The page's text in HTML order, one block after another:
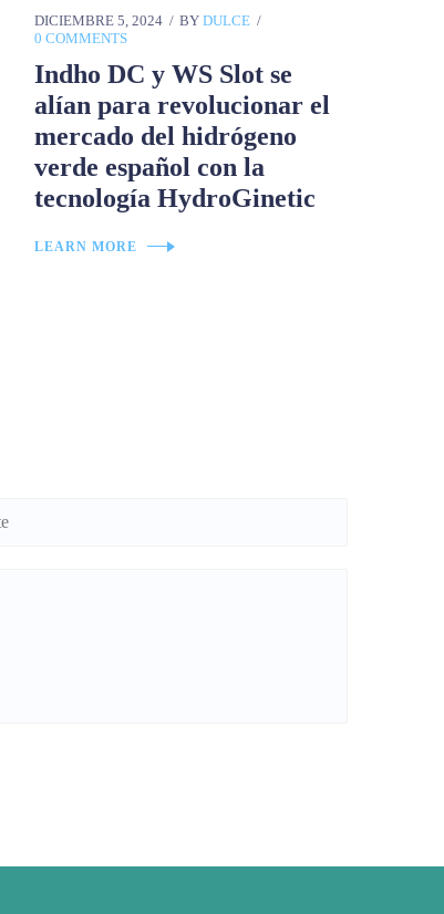
DICIEMBRE 5, 2024 BY DULCE
0 COMMENTS
Indho DC y WS Slot se
alían para revolucionar el
mercado del hidrógeno
verde español con la
tecnología HydroGinetic
LEARN MORE